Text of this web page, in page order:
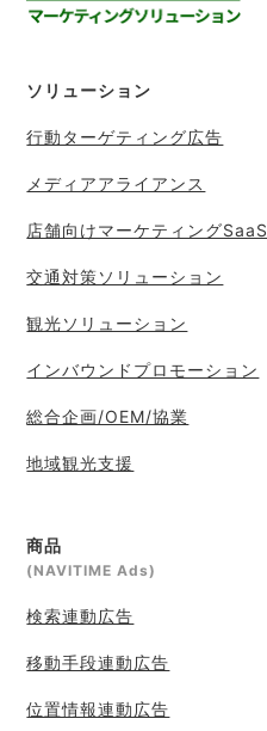
ソリューション
行動ターゲティング広告
メディアアライアンス
店舗向けマーケティングSaaS
交通対策ソリューション
観光ソリューション
インバウンドプロモーション
総合企画/OEM/協業
地域観光支援
商品
(NAVITIME Ads)
検索連動広告
移動手段連動広告
位置情報連動広告